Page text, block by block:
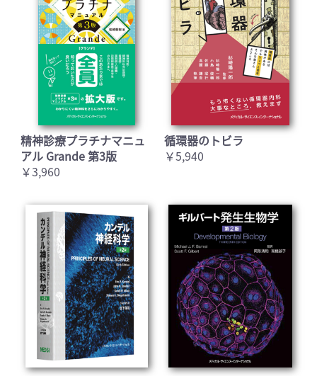
精神診療プラチナマニュ
アル Grande 第3版
￥3,960
循環器のトビラ
￥5,940